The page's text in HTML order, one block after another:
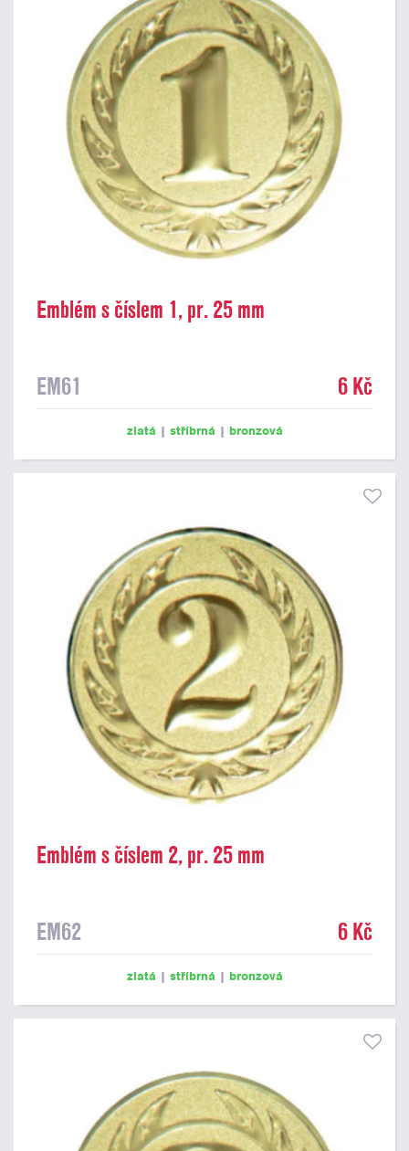
Emblém s číslem 1, pr. 25 mm
EM61 6 Kč
zlatá | stříbrná | bronzová
Emblém s číslem 2, pr. 25 mm
EM62 6 Kč
zlatá | stříbrná | bronzová